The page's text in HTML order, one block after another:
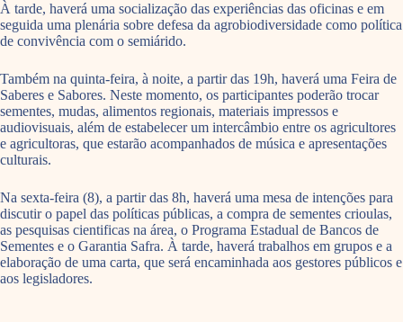
À tarde, haverá uma socialização das experiências das oficinas e em
seguida uma plenária sobre defesa da agrobiodiversidade como política
de convivência com o semiárido.
Também na quinta-feira, à noite, a partir das 19h, haverá uma Feira de
Saberes e Sabores. Neste momento, os participantes poderão trocar
sementes, mudas, alimentos regionais, materiais impressos e
audiovisuais, além de estabelecer um intercâmbio entre os agricultores
e agricultoras, que estarão acompanhados de música e apresentações
culturais.
Na sexta-feira (8), a partir das 8h, haverá uma mesa de intenções para
discutir o papel das políticas públicas, a compra de sementes crioulas,
as pesquisas cientificas na área, o Programa Estadual de Bancos de
Sementes e o Garantia Safra. À tarde, haverá trabalhos em grupos e a
elaboração de uma carta, que será encaminhada aos gestores públicos e
aos legisladores.